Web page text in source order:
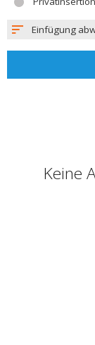
Einfügung
Keine